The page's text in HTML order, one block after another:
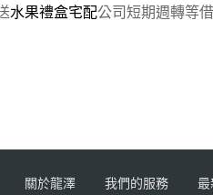
水果禮盒宅配公司短期週轉等
關於龍澤 我們的服務